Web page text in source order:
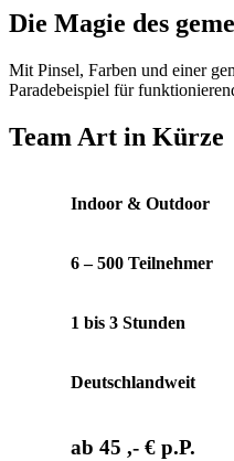
Die Magie des
Mit Pinsel, Farben und einer
Paradebeispiel für
Team Art in Kürze
Indoor & Outdoor
6 – 500 Teilnehmer
1 bis 3 Stunden
Deutschlandweit
ab 45 ,- € p.P.